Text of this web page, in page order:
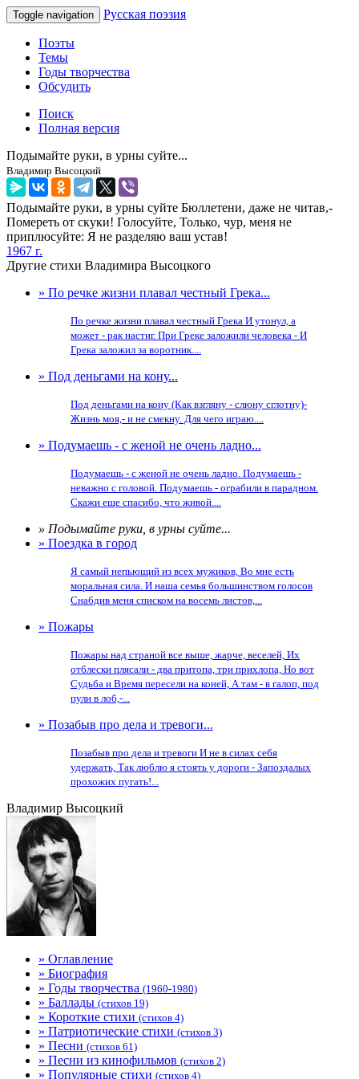
Toggle navigation Русская поэзия
Поэты
Темы
Годы творчества
Обсудить
Поиск
Полная версия
Подымайте руки, в урны суйте...
Владимир Высоцкий
Подымайте руки, в урны суйте Бюллетени, даже не читав,-
Помереть от скуки! Голосуйте, Только, чур, меня не
приплюсуйте: Я не разделяю ваш устав!
1967 г.
Другие стихи Владимира Высоцкого
» По речке жизни плавал честный Грека...
По речке жизни плавал честный Грека И утонул, а
может - рак настиг. При Греке заложили человека - И
Грека заложил за воротник....
» Под деньгами на кону...
Под деньгами на кону (Как взгляну - слюну сглотну)-
Жизнь моя,- и не смекну. Для чего играю....
» Подумаешь - с женой не очень ладно...
Подумаешь - с женой не очень ладно. Подумаешь -
неважно с головой. Подумаешь - ограбили в парадном.
Скажи еще спасибо, что живой....
» Подымайте руки, в урны суйте...
» Поездка в город
Я самый непьющий из всех мужиков, Во мне есть
моральная сила. И наша семья большинством голосов
Снабдив меня списком на восемь листов,...
» Пожары
Пожары над страной все выше, жарче, веселей, Их
отблески плясали - два притопа, три прихлопа, Но вот
Судьба и Время пересели на коней, А там - в галоп, под
пули в лоб,-...
» Позабыв про дела и тревоги...
Позабыв про дела и тревоги И не в силах себя
удержать, Так люблю я стоять у дороги - Запоздалых
прохожих пугать!...
Владимир Высоцкий
» Оглавление
» Биография
» Годы творчества (1960-1980)
» Баллады (стихов 19)
» Короткие стихи (стихов 4)
» Патриотические стихи (стихов 3)
» Песни (стихов 61)
» Песни из кинофильмов (стихов 2)
» Популярные стихи (стихов 4)